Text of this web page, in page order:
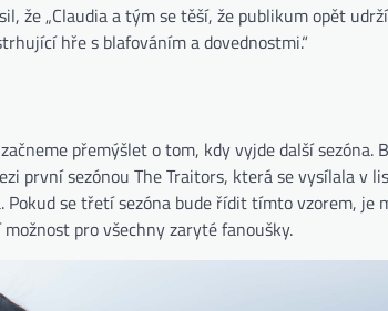
„Claudia a tým se těší, že publikum opět
hře s blafováním a dovednostmi.“
přemýšlet o tom, kdy vyjde další sezóna.
první sezónou The Traitors, která se vysílala v
se třetí sezóna bude řídit tímto vzorem, je
pro všechny zaryté fanoušky.